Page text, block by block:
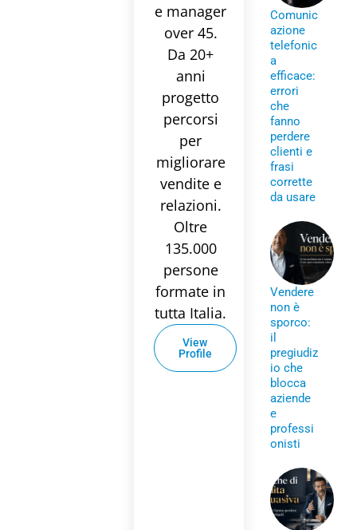
e manager
over 45.
Da 20+
anni
progetto
percorsi
per
migliorare
vendite e
relazioni.
Oltre
135.000
persone
formate in
tutta Italia.
View
Profile
Comunic
azione
telefonic
a
efficace:
errori
che
fanno
perdere
clienti e
frasi
corrette
da usare
Vendere
non è
sporco:
il
pregiudiz
io che
blocca
aziende
e
professi
onisti